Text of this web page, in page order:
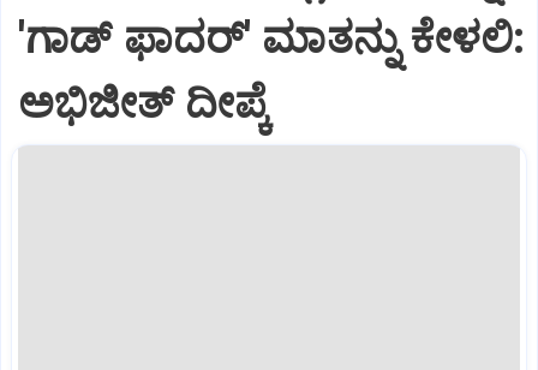
'ಗಾಡ್ ಫಾದರ್' ಮಾತನ್ನು ಕೇಳಲಿ:
ಅಭಿಜೀತ್ ದೀಪ್ಕೆ